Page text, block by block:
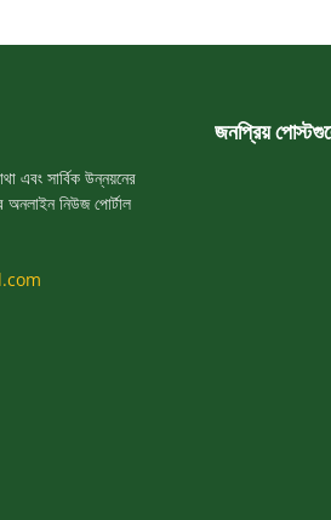
এবং সার্বিক উন্নয়নের
অনলাইন নিউজ পোর্টাল
জনপ্রিয়